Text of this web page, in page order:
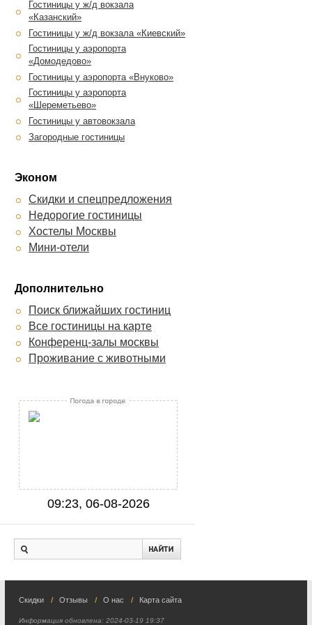
Лотте Отель Москва
Кортъярд Марриотт Москва
Центр
Ренессанс Москва Монарх
Центр
Mercure Арбат Москва
Hampton by Hilton Moscow
Strogino
Акварель
Лось
Ампир Белорусская
Катерина Сити
Аквамарин
Багратион
Кузьминки
Столичная
Старый Город
Golden House
на Таганке
Гостиницы у ж/д вокзала
«Казанский»
Гостиницы у ж/д вокзала «Киевский»
Гостиницы у аэропорта
«Домодедово»
Гостиницы у аэропорта «Внуково»
Гостиницы у аэропорта
«Шереметьево»
Гостиницы у автовокзала
Загородные гостиницы
Эконом
Скидки и спецпредложения
Недорогие гостиницы
Хостелы Москвы
Мини-отели
Дополнительно
Поиск ближайших гостиниц
Все гостиницы на карте
Конференц-залы москвы
Проживание с животными
09:23, 06-08-2026
Скидки Отзывы О нас Карта сайта
Информация обновлена: 2024-03-19 19:37